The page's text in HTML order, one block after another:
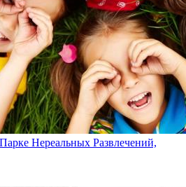
Нереальных Развлечений,